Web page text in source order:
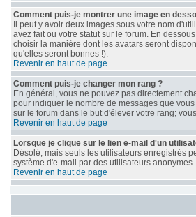
Comment puis-je montrer une image en
Il peut y avoir deux images sous votre nom
avez fait ou votre statut sur le forum. En
choisir la manière dont les avatars seront
qu'elles seront bonnes !).
Revenir en haut de page
Comment puis-je changer mon rang ?
En général, vous ne pouvez pas directement
pour indiquer le nombre de messages que
sur le forum dans le but d'élever votre rang;
Revenir en haut de page
Lorsque je clique sur le lien e-mail d'un
Désolé, mais seuls les utilisateurs enregistrés
système d'e-mail par des utilisateurs anonymes.
Revenir en haut de page